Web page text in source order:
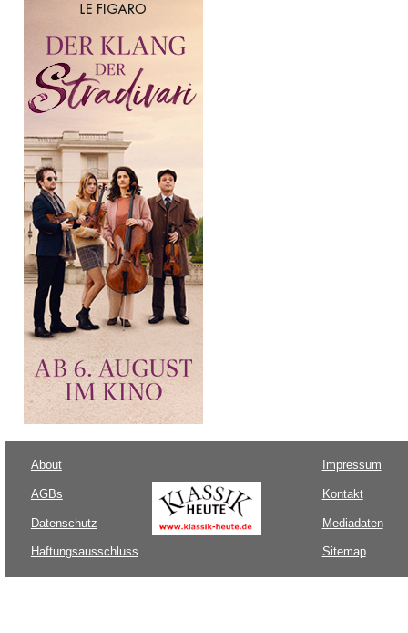
About
AGBs
Datenschutz
Haftungsausschluss
Impressum
Kontakt
Mediadaten
Sitemap